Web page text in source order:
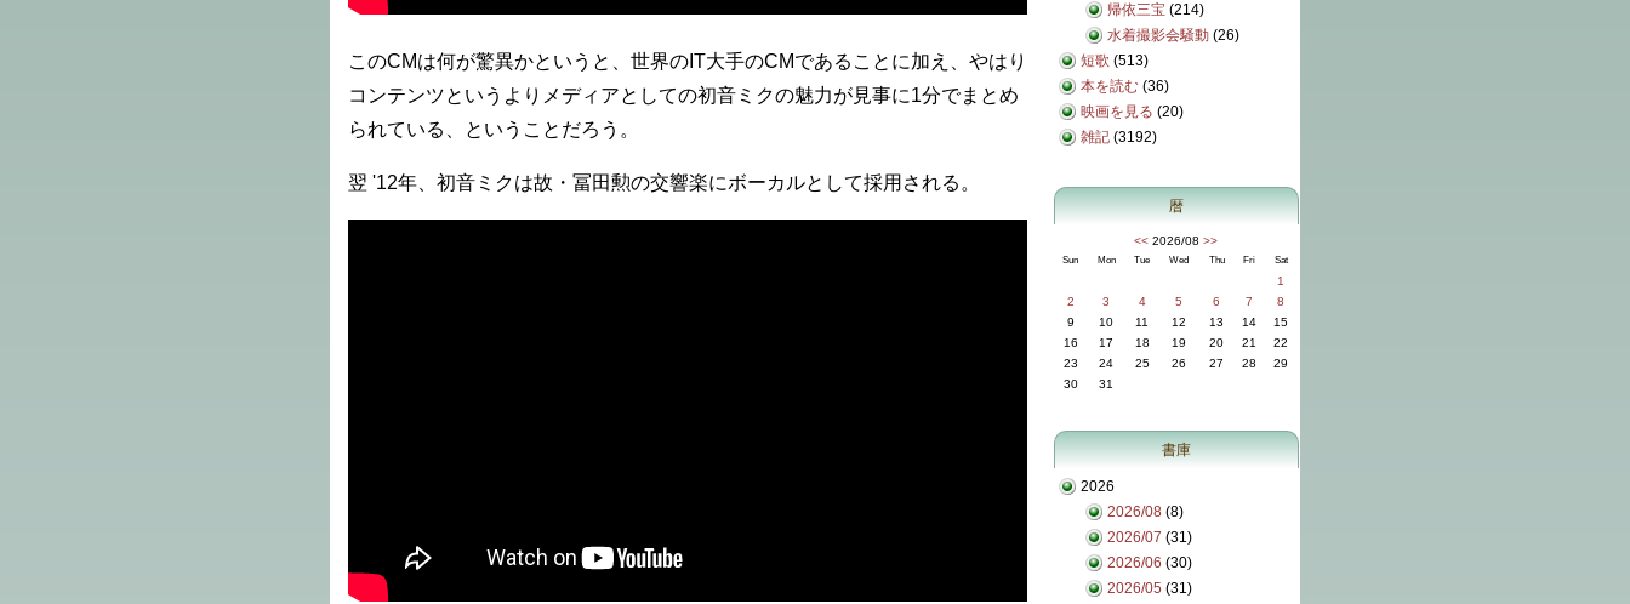
このCMは何が驚異かというと、世界のIT大手のCMであることに加え、やはり
コンテンツというよりメディアとしての初音ミクの魅力が見事に1分でまとめ
られている、ということだろう。
翌 '12年、初音ミクは故・冨田勲の交響楽にボーカルとして採用される。
帰依三宝 (214)
水着撮影会騒動 (26)
短歌 (513)
本を読む (36)
映画を見る (20)
雑記 (3192)
暦
<< 2026/08 >>
Sun Mon Tue Wed Thu Fri Sat
1
2
3 4 5 6 7
8
9
10 11 12 13 14
15
16
17 18 19 20 21
22
23
24 25 26 27 28
29
30
31
書庫
2026
2026/08 (8)
2026/07 (31)
2026/06 (30)
2026/05 (31)